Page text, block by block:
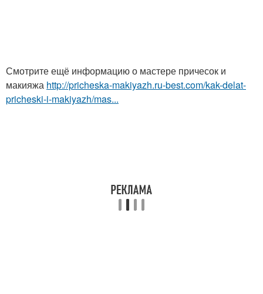
Смотрите ещё информацию о мастере причесок и
макияжа http://pricheska-makiyazh.ru-best.com/kak-delat-
pricheski-i-makiyazh/mas...